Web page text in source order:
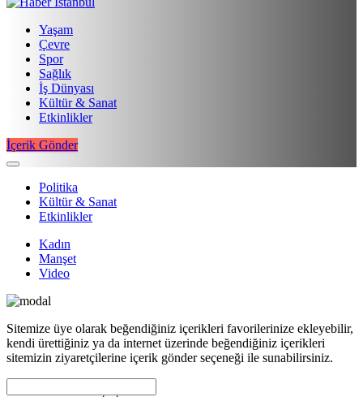
Yaşam
Çevre
Spor
Sağlık
İş Dünyası
Kültür & Sanat
Etkinlikler
İçerik Gönder
Politika
Kültür & Sanat
Etkinlikler
Kadın
Manşet
Video
Sitemize üye olarak beğendiğiniz içerikleri favorilerinize ekleyebilir,
kendi ürettiğiniz ya da internet üzerinde beğendiğiniz içerikleri
sitemizin ziyaretçilerine içerik gönder seçeneği ile sunabilirsiniz.